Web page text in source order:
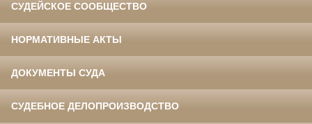
СУДЕЙСКОЕ СООБЩЕСТВО
НОРМАТИВНЫЕ АКТЫ
ДОКУМЕНТЫ СУДА
СУДЕБНОЕ ДЕЛОПРОИЗВОДСТВО